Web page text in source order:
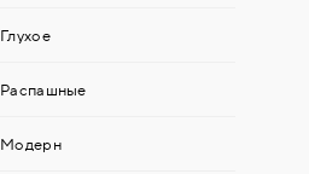
Глухое
Распашные
Модерн